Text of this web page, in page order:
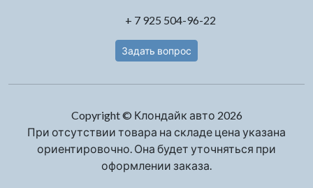
+ 7 925 504-96-22
Задать вопрос
Copyright © Клондайк авто 2026
При отсутствии товара на складе цена указана
ориентировочно. Она будет уточняться при
оформлении заказа.